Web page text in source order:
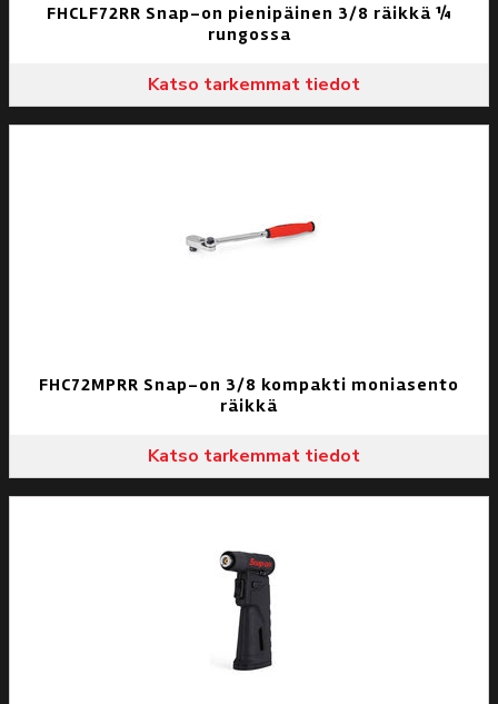
FHCLF72RR Snap-on pienipäinen 3/8 räikkä ¼
rungossa
Katso tarkemmat tiedot
FHC72MPRR Snap-on 3/8 kompakti moniasento
räikkä
Katso tarkemmat tiedot